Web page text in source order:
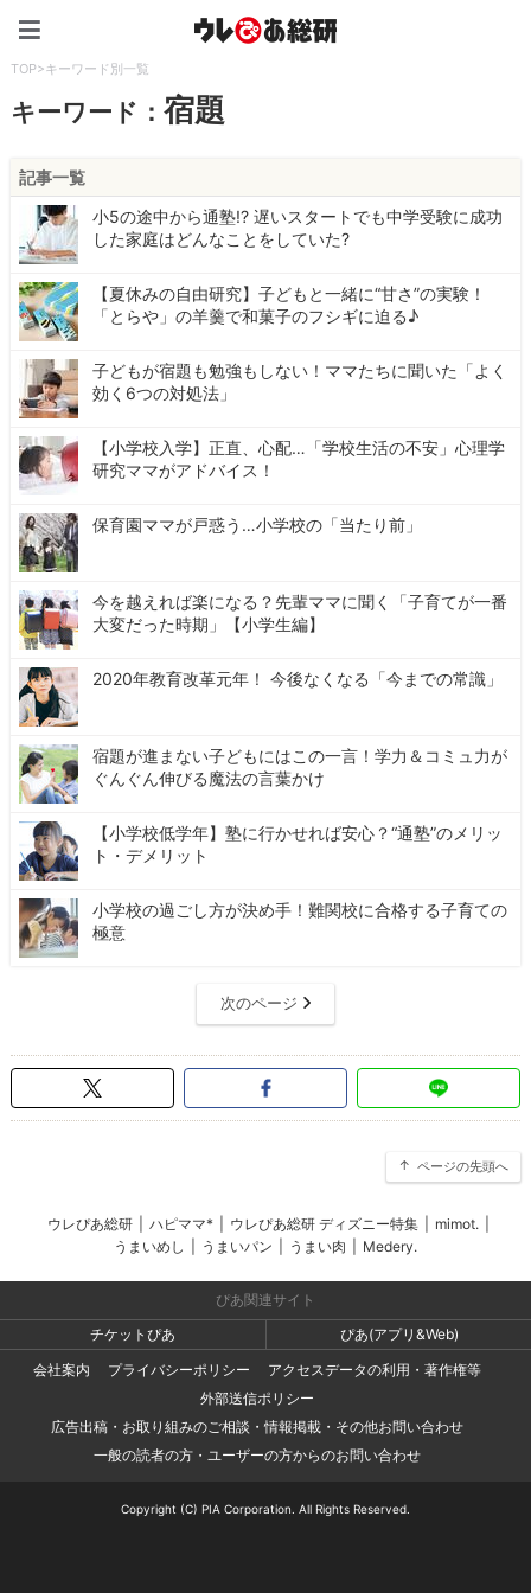
TOP>キーワード別一覧
キーワード：宿題
記事一覧
小5の途中から通塾!? 遅いスタートでも中学受験に成功
した家庭はどんなことをしていた?
【夏休みの自由研究】子どもと一緒に“甘さ”の実験！
「とらや」の羊羹で和菓子のフシギに迫る♪
子どもが宿題も勉強もしない！ママたちに聞いた「よく
効く6つの対処法」
【小学校入学】正直、心配…「学校生活の不安」心理学
研究ママがアドバイス！
保育園ママが戸惑う…小学校の「当たり前」
今を越えれば楽になる？先輩ママに聞く「子育てが一番
大変だった時期」【小学生編】
2020年教育改革元年！ 今後なくなる「今までの常識」
宿題が進まない子どもにはこの一言！学力＆コミュ力が
ぐんぐん伸びる魔法の言葉かけ
【小学校低学年】塾に行かせれば安心？“通塾”のメリッ
ト・デメリット
小学校の過ごし方が決め手！難関校に合格する子育ての
極意
次のページ
ページの先頭へ
ウレぴあ総研 ハピママ* ウレぴあ総研 ディズニー特集 mimot.
うまいめし
うまいパン うまい肉 Medery.
ぴあ関連サイト
チケットぴあ
ぴあ(アプリ&Web)
会社案内
プライバシーポリシー
アクセスデータの利用・著作権等
外部送信ポリシー
広告出稿・お取り組みのご相談・情報掲載・その他お問い合わせ
一般の読者の方・ユーザーの方からのお問い合わせ
Copyright (C) PIA Corporation. All Rights Reserved.